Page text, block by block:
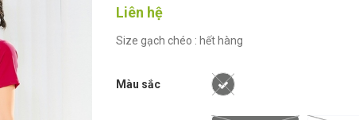
Liên hệ
Size gạch chéo : hết hàng
Màu sắc